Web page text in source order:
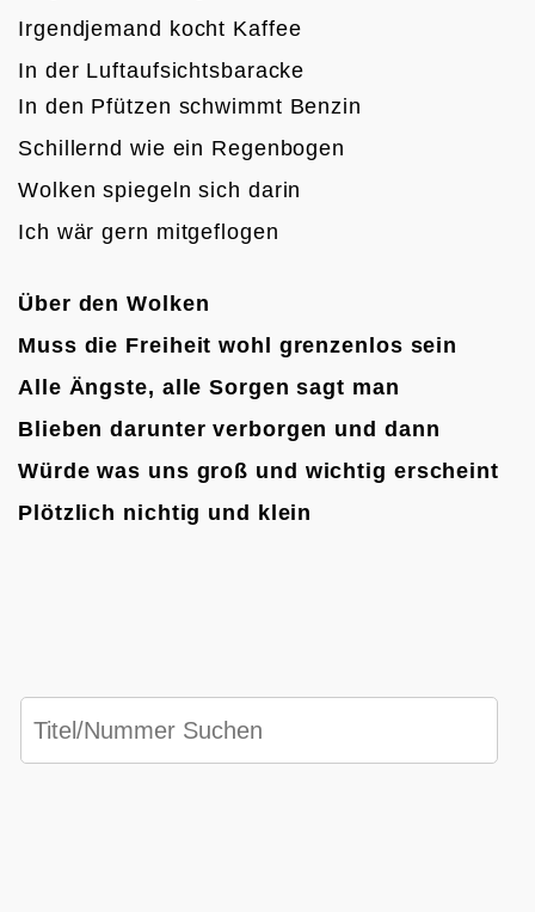
Irgendjemand kocht Kaffee
In der Luftaufsichtsbaracke
In den Pfützen schwimmt Benzin
Schillernd wie ein Regenbogen
Wolken spiegeln sich darin
Ich wär gern mitgeflogen
Über den Wolken
Muss die Freiheit wohl grenzenlos sein
Alle Ängste, alle Sorgen sagt man
Blieben darunter verborgen und dann
Würde was uns groß und wichtig erscheint
Plötzlich nichtig und klein